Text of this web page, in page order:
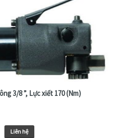
3/8 ”, Lực xiết 170 (Nm)
Liên hệ